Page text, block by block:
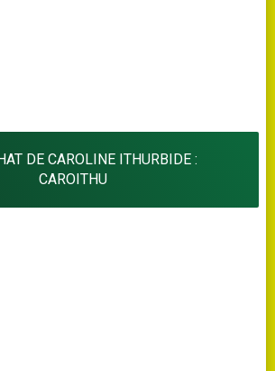
DE CAROLINE ITHURBIDE :
CAROITHU